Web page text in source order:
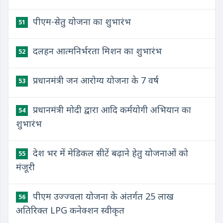
51 पीएम-सेतु योजना का शुभारंभ
52 दलहन आत्मनिर्भरता मिशन का शुभारंभ
53 प्रधानमंत्री जन आरोग्य योजना के 7 वर्ष
54
प्रधानमंत्री मोदी द्वारा आदि कर्मयोगी अभियान का
शुभारंभ
55
देश भर में मेडिकल सीटें बढ़ाने हेतु योजनाओं को
मंजूरी
56
पीएम उज्ज्वला योजना के अंतर्गत 25 लाख
अतिरिक्त LPG कनेक्शन स्वीकृत